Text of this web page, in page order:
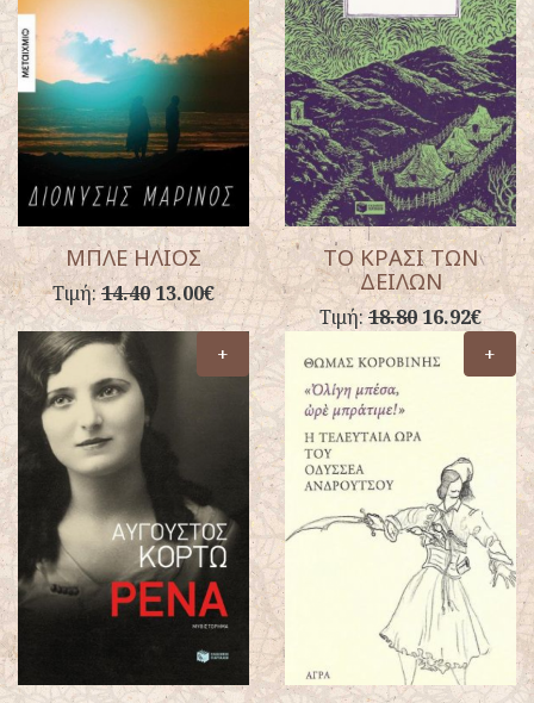
ΜΠΛΕ ΗΛΙΟΣ
Τιμή:14.4013.00€
ΤΟ ΚΡΑΣΙ ΤΩΝ
ΔΕΙΛΩΝ
Τιμή:18.8016.92€
+
+